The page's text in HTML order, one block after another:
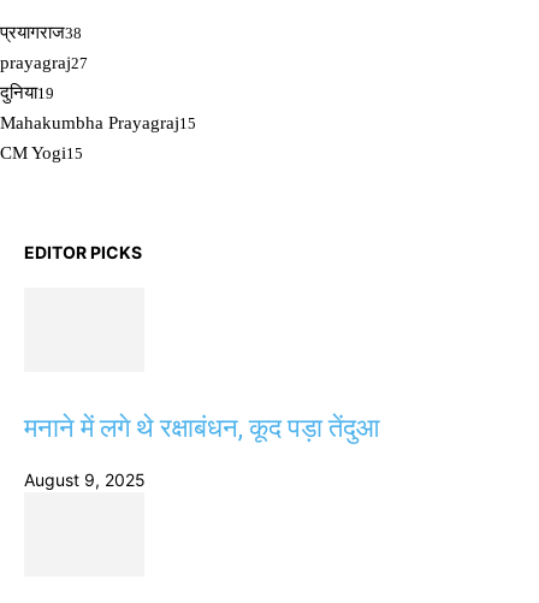
प्रयागराज38
prayagraj27
दुनिया19
Mahakumbha Prayagraj15
CM Yogi15
EDITOR PICKS
मनाने में लगे थे रक्षाबंधन, कूद पड़ा तेंदुआ
August 9, 2025